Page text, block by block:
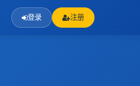
登录 注册